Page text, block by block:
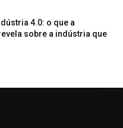
4.0: o que a
sobre a indústria que